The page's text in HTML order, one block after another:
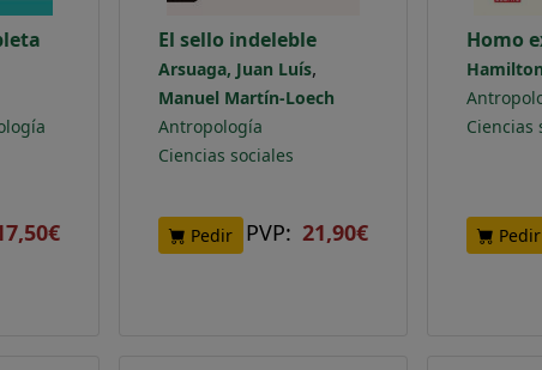
El sello indeleble
Arsuaga, Juan Luís,
Manuel Martín-Loech
Antropología
Ciencias sociales
Pedir PVP: 21,90€
Homo
Ciencias
Pedir